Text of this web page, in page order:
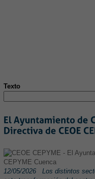
Texto
12/05/2026
Los distintos